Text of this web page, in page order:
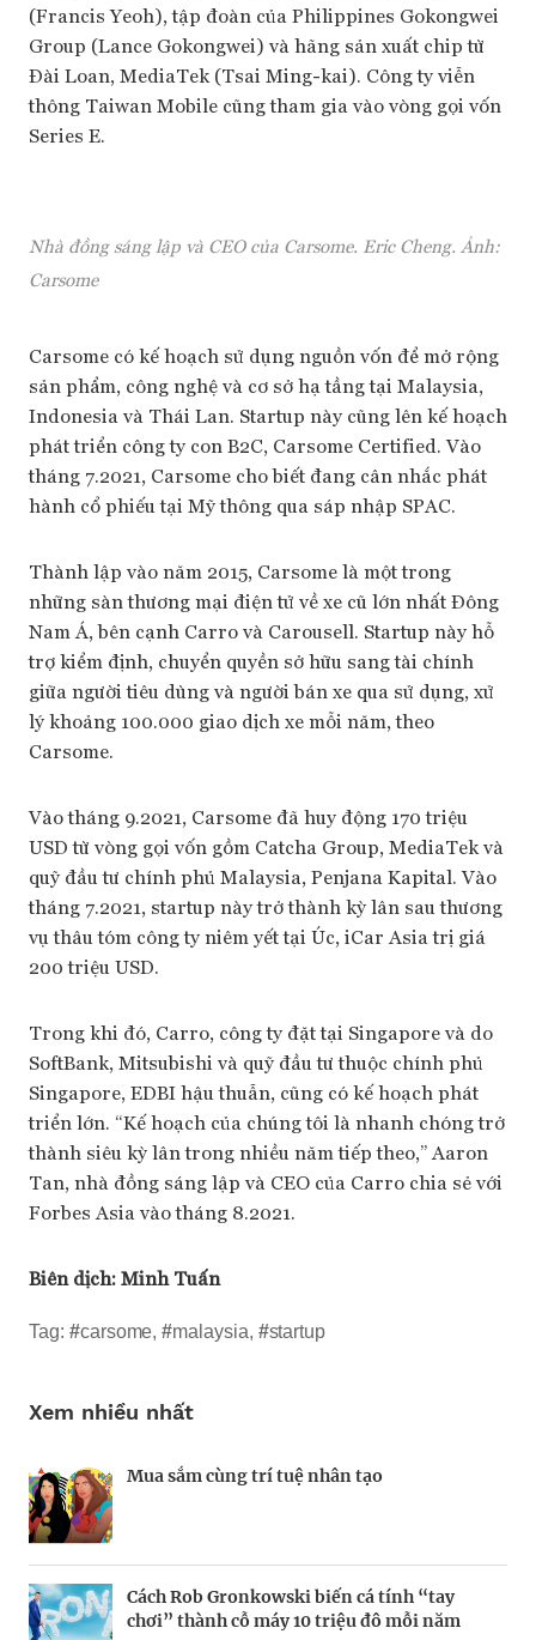
(Francis Yeoh), tập đoàn của Philippines Gokongwei
Group (Lance Gokongwei) và hãng sản xuất chip từ
Đài Loan, MediaTek (Tsai Ming-kai). Công ty viễn
thông Taiwan Mobile cũng tham gia vào vòng gọi vốn
Series E.
Nhà đồng sáng lập và CEO của Carsome. Eric Cheng. Ảnh:
Carsome
Carsome có kế hoạch sử dụng nguồn vốn để mở rộng
sản phẩm, công nghệ và cơ sở hạ tầng tại Malaysia,
Indonesia và Thái Lan. Startup này cũng lên kế hoạch
phát triển công ty con B2C, Carsome Certified. Vào
tháng 7.2021, Carsome cho biết đang cân nhắc phát
hành cổ phiếu tại Mỹ thông qua sáp nhập SPAC.
Thành lập vào năm 2015, Carsome là một trong
những sàn thương mại điện tử về xe cũ lớn nhất Đông
Nam Á, bên cạnh Carro và Carousell. Startup này hỗ
trợ kiểm định, chuyển quyền sở hữu sang tài chính
giữa người tiêu dùng và người bán xe qua sử dụng, xử
lý khoảng 100.000 giao dịch xe mỗi năm, theo
Carsome.
Vào tháng 9.2021, Carsome đã huy động 170 triệu
USD từ vòng gọi vốn gồm Catcha Group, MediaTek và
quỹ đầu tư chính phủ Malaysia, Penjana Kapital. Vào
tháng 7.2021, startup này trở thành kỳ lân sau thương
vụ thâu tóm công ty niêm yết tại Úc, iCar Asia trị giá
200 triệu USD.
Trong khi đó, Carro, công ty đặt tại Singapore và do
SoftBank, Mitsubishi và quỹ đầu tư thuộc chính phủ
Singapore, EDBI hậu thuẫn, cũng có kế hoạch phát
triển lớn. “Kế hoạch của chúng tôi là nhanh chóng trở
thành siêu kỳ lân trong nhiều năm tiếp theo,” Aaron
Tan, nhà đồng sáng lập và CEO của Carro chia sẻ với
Forbes Asia vào tháng 8.2021.
Biên dịch:Minh Tuấn
Tag: #carsome,#malaysia, #startup
Xem nhiều nhất
Mua sắm cùng trí tuệ nhân tạo
Cách Rob Gronkowski biến cá tính “tay
chơi” thành cỗ máy 10 triệu đô mỗi năm
Nhà sáng lập 25 tuổi và tham vọng lật đổ
Thợ săn khoản vay
Kiểm soát bất ổn và bảo vệ sức khỏe tinh
BRANDCONNECT| Brand Contributor
Champagne hàng đầu cho chất riêng mùa lễ